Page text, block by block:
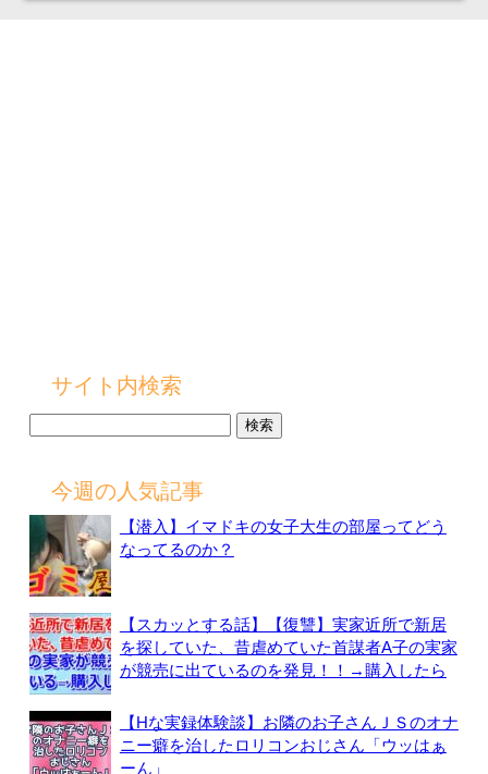
サイト内検索
今週の人気記事
【潜入】イマドキの女子大生の部屋ってどう
なってるのか？
【スカッとする話】【復讐】実家近所で新居
を探していた、昔虐めていた首謀者A子の実家
が競売に出ているのを発見！！→購入したら
【Hな実録体験談】お隣のお子さんＪＳのオナ
ニー癖を治したロリコンおじさん「ウッはぁ
ーん」